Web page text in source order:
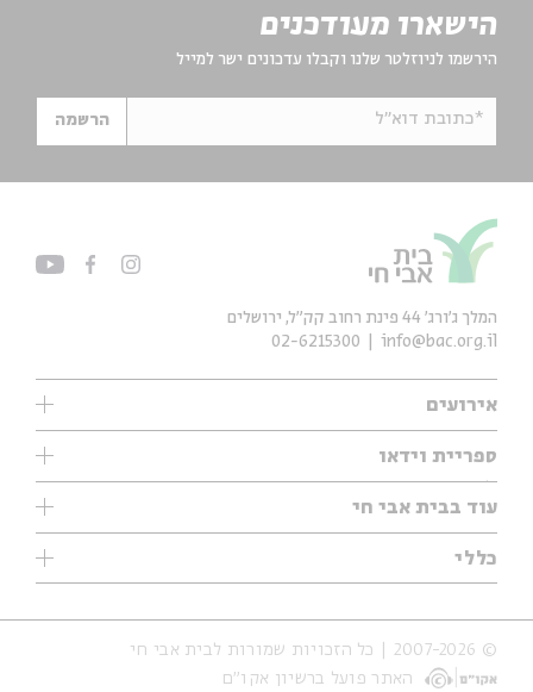
הישארו מעודכנים
הירשמו לניוזלטר שלנו וקבלו עדכונים ישר למייל
*כתובת דוא"ל הרשמה
אירועים
עיון
אנגלית
נוער
סדרות
אירועי עבר
אירועים בירושלים
ספריית וידאו
ילדים
מוזיקה
עיון
מיוחדים
עוד בבית אבי חי
תערוכות
מיוחדים
כללי
אודות
הצהרת נגישות
תנאי שימוש והצהרת פרטיות
המלך ג'ורג' 44 פינת רחוב קק״ל, ירושלים
info@bac.org.il
02-6215300
© 2007-2026 | כל הזכויות שמורות לבית אבי חי
האתר פועל ברשיון אקו״ם